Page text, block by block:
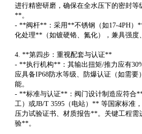
进行精密研磨，确保在全水压下的密封等
**。
- **阀杆**：采用**不锈钢（如17-4PH）
化处理**（如镀硬铬、氮化），兼具强度
4. **第四步：重视配套与认证**
- **执行机构**：其输出扭矩/推力应有
应具备IP68防水等级、防爆认证（如需要
能。
- **标准与认证**：阀门设计制造应符合
工）或JB/T 3595（电站）** 等国家标准
压力试验证书、材质报告**。关键工程
验**。